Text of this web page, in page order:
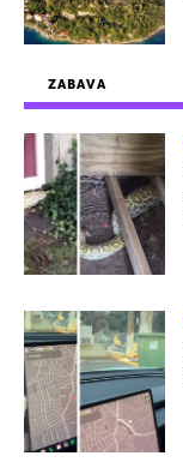
ZABAVA